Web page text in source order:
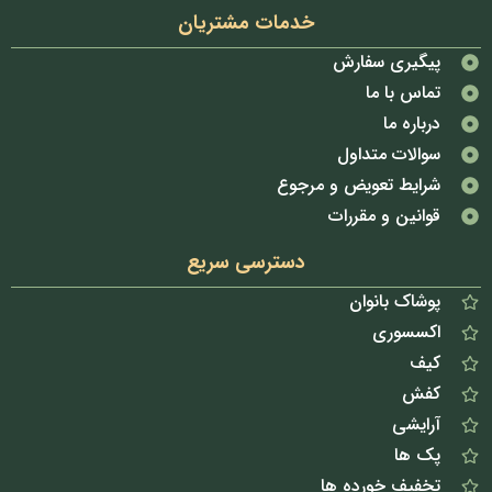
خدمات مشتریان
پیگیری سفارش
تماس با ما
درباره ما
سوالات متداول
شرایط تعویض و مرجوع
قوانین و مقررات
دسترسی سریع
پوشاک بانوان
اکسسوری
کیف
کفش
آرایشی
پک ها
تخفیف خورده ها